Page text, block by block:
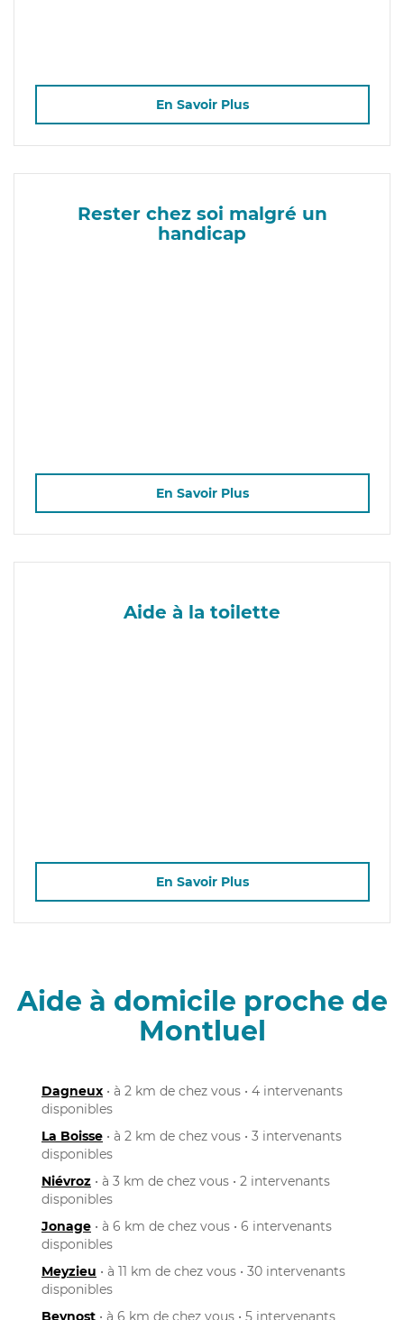
En Savoir Plus
Rester chez soi malgré un
handicap
En Savoir Plus
Aide à la toilette
En Savoir Plus
Aide à domicile proche de
Montluel
Dagneux • à 2 km de chez vous • 4 intervenants
disponibles
La Boisse • à 2 km de chez vous • 3 intervenants
disponibles
Niévroz • à 3 km de chez vous • 2 intervenants
disponibles
Jonage • à 6 km de chez vous • 6 intervenants
disponibles
Meyzieu • à 11 km de chez vous • 30 intervenants
disponibles
Beynost • à 6 km de chez vous • 5 intervenants